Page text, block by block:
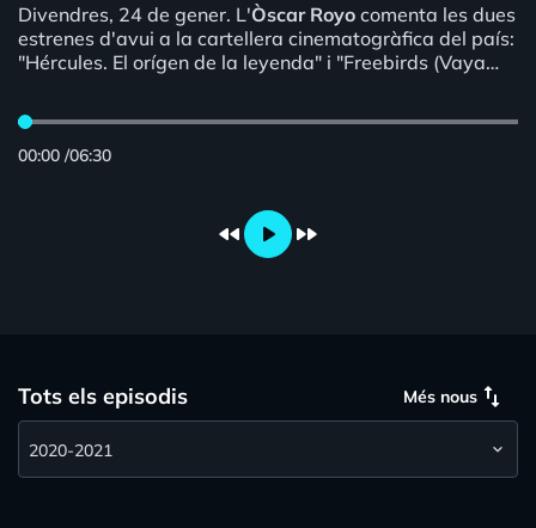
Divendres, 24 de gener. L'Òscar Royo comenta les dues
estrenes d'avui a la cartellera cinematogràfica del país:
"Hércules. El orígen de la leyenda" i "Freebirds (Vaya
00:00 /06:30
fast_rewind play_arrow fast_forward
Tots els episodis Més nous swap_vert